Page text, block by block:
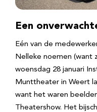
Een
Eén van de
Nelleke noemen (want
woensdag 28 januari
Munttheater in Weert
want het waren
Theatershow. Het